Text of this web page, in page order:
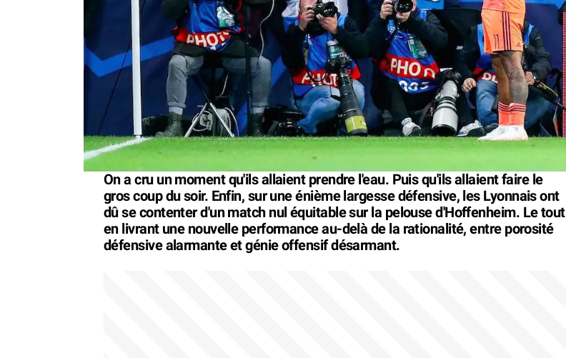
On a cru un moment qu'ils allaient prendre l'eau. Puis qu'ils allaient faire le
gros coup du soir. Enfin, sur une énième largesse défensive, les Lyonnais ont
dû se contenter d'un match nul équitable sur la pelouse d'Hoffenheim. Le tout
en livrant une nouvelle performance au-delà de la rationalité, entre porosité
défensive alarmante et génie offensif désarmant.